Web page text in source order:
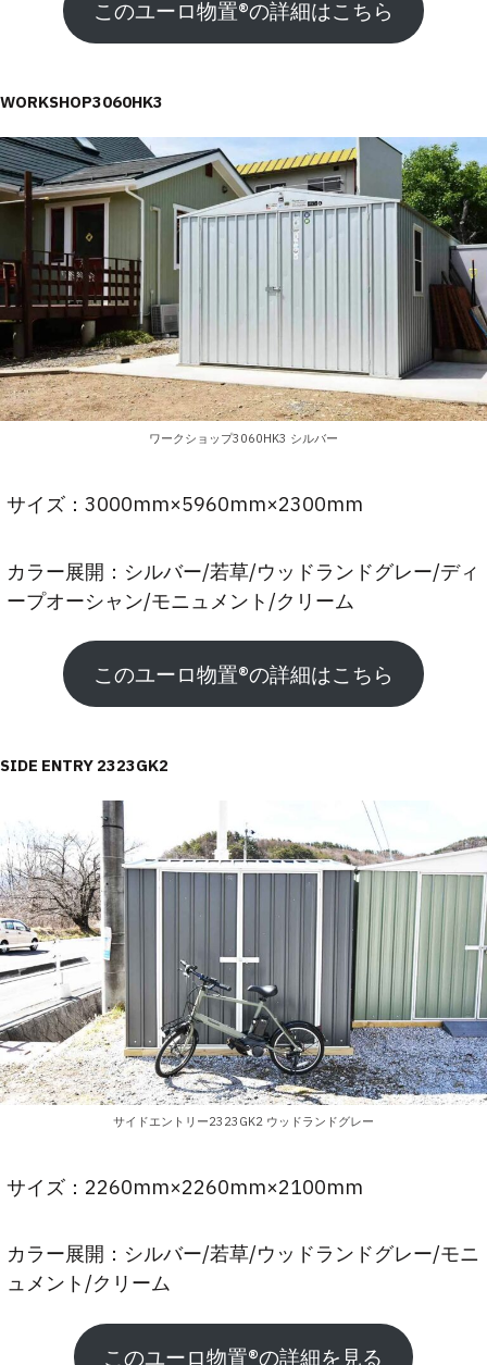
このユーロ物置®︎の詳細はこちら
WORKSHOP3060HK3
ワークショップ3060HK3 シルバー
サイズ：3000mm×5960mm×2300mm
カラー展開：シルバー/若草/ウッドランドグレー/ディ
ープオーシャン/モニュメント/クリーム
このユーロ物置®︎の詳細はこちら
SIDE ENTRY 2323GK2
サイドエントリー2323GK2 ウッドランドグレー
サイズ：2260mm×2260mm×2100mm
カラー展開：シルバー/若草/ウッドランドグレー/モニ
ュメント/クリーム
このユーロ物置®︎の詳細を見る